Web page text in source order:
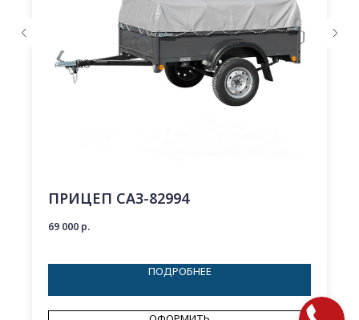
ПРИЦЕП САЗ-82994
69 000 р.
ПОДРОБНЕЕ